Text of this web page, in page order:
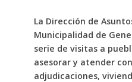
La Dirección de
Municipalidad de
serie de visitas a
asesorar y atender
adjudicaciones,